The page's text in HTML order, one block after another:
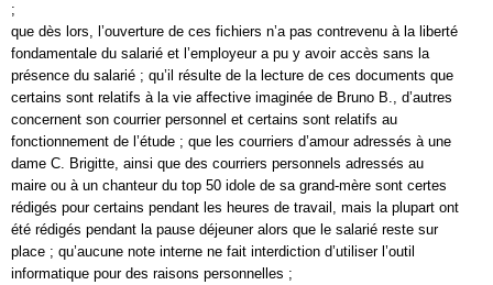
;
que dès lors, l’ouverture de ces fichiers n’a pas contrevenu à la liberté
fondamentale du salarié et l’employeur a pu y avoir accès sans la
présence du salarié ; qu’il résulte de la lecture de ces documents que
certains sont relatifs à la vie affective imaginée de Bruno B., d’autres
concernent son courrier personnel et certains sont relatifs au
fonctionnement de l’étude ; que les courriers d’amour adressés à une
dame C. Brigitte, ainsi que des courriers personnels adressés au
maire ou à un chanteur du top 50 idole de sa grand-mère sont certes
rédigés pour certains pendant les heures de travail, mais la plupart ont
été rédigés pendant la pause déjeuner alors que le salarié reste sur
place ; qu’aucune note interne ne fait interdiction d’utiliser l’outil
informatique pour des raisons personnelles ;